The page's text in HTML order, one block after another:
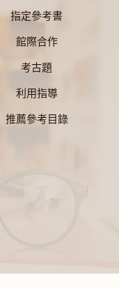
指定參考書
館際合作
考古題
利用指導
推薦參考目錄